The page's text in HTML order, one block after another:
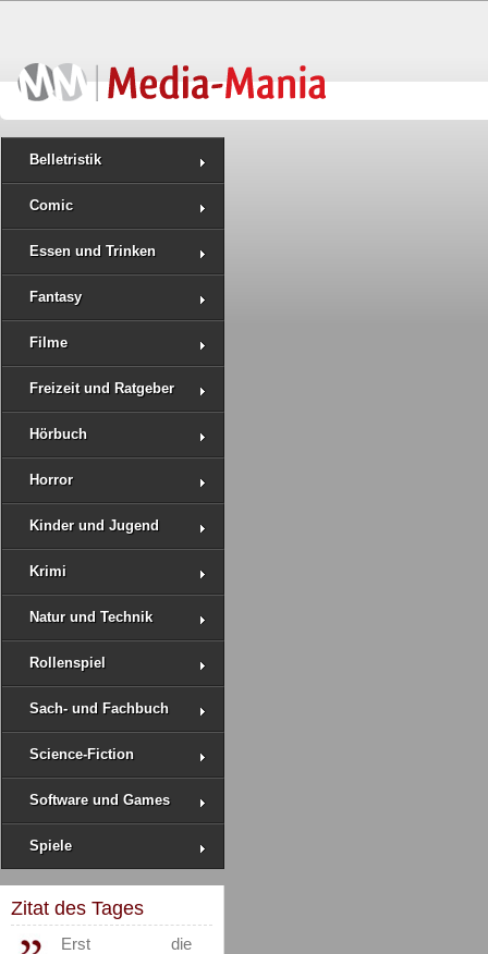
Belletristik
Comic
Essen und Trinken
Fantasy
Filme
Freizeit und Ratgeber
Hörbuch
Horror
Kinder und Jugend
Krimi
Natur und Technik
Rollenspiel
Sach- und Fachbuch
Science-Fiction
Software und Games
Spiele
Zitat des Tages
Erst die